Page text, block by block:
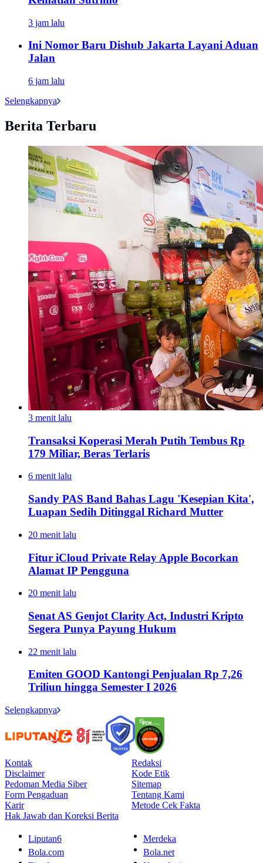
3 jam lalu
Ini Nomor Baru Dishub Jakarta Layani Aduan
Jalan
6 jam lalu
Selengkapnya
Berita Terbaru
3 menit lalu
Transaksi Koperasi Merah Putih Tembus Rp
179 Miliar, Beras Terlaris
6 menit lalu
Sandy PAS Band Bahas Lagu 'Kesepian Kita',
Luapan Sedih Ditinggal Richard Mutter
20 menit lalu
Fitur iCloud Private Relay Apple Bocorkan
Alamat IP Pengguna
20 menit lalu
Senat AS Genjot Clarity Act, Industri Kripto
Segera Punya Payung Hukum
22 menit lalu
Emiten GOOD Kantongi Penjualan Rp 7,26
Triliun hingga Semester I 2026
Selengkapnya
Kontak
Redaksi
Disclaimer
Kode Etik
Pedoman Media Siber
Sitemap
Form Pengaduan
Tentang Kami
Karir
Metode Cek Fakta
Hak Jawab dan Koreksi Berita
Liputan6
Merdeka
Bola.com
Bola.net